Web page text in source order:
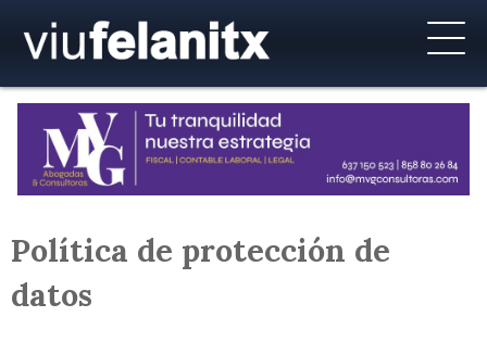
Política de protección de
datos